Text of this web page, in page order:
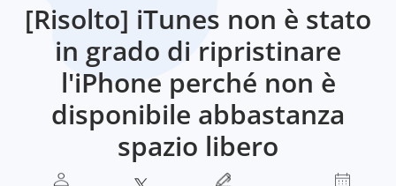
[Risolto] iTunes non è stato
in grado di ripristinare
l'iPhone perché non è
disponibile abbastanza
spazio libero